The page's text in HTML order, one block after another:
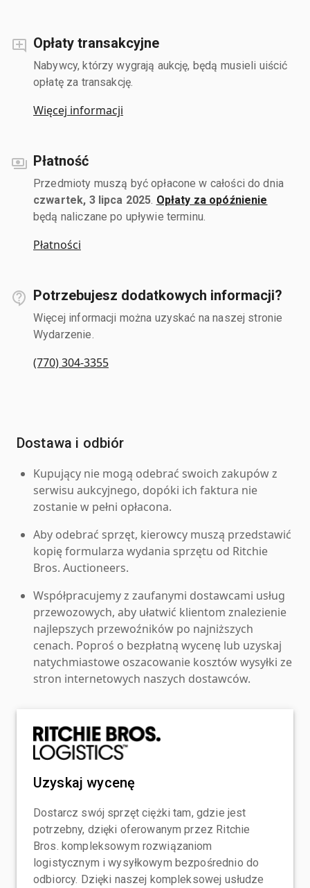
Opłaty transakcyjne
Nabywcy, którzy wygrają aukcję, będą musieli uiścić
opłatę za transakcję.
Więcej informacji
Płatność
Przedmioty muszą być opłacone w całości do dnia
czwartek, 3 lipca 2025 Opłaty za opóźnienie
będą naliczane po upływie terminu.
Płatności
Potrzebujesz dodatkowych informacji?
Więcej informacji można uzyskać na naszej stronie
Wydarzenie.
(770) 304-3355
Dostawa i odbiór
Kupujący nie mogą odebrać swoich zakupów z
serwisu aukcyjnego, dopóki ich faktura nie
zostanie w pełni opłacona.
Aby odebrać sprzęt, kierowcy muszą przedstawić
kopię formularza wydania sprzętu od Ritchie
Bros. Auctioneers.
Współpracujemy z zaufanymi dostawcami usług
przewozowych, aby ułatwić klientom znalezienie
najlepszych przewoźników po najniższych
cenach. Poproś o bezpłatną wycenę lub uzyskaj
natychmiastowe oszacowanie kosztów wysyłki ze
stron internetowych naszych dostawców.
Uzyskaj wycenę
Dostarcz swój sprzęt ciężki tam, gdzie jest
potrzebny, dzięki oferowanym przez Ritchie
Bros. kompleksowym rozwiązaniom
logistycznym i wysyłkowym bezpośrednio do
odbiorcy. Dzięki naszej kompleksowej usłudze